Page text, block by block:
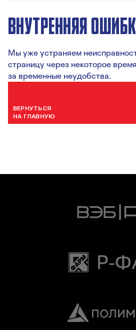
ВНУТРЕННЯЯ
Мы уже устраняем
страницу через некоторое
за временные неудобства.
ВЕРНУТЬСЯ
НА ГЛАВНУЮ